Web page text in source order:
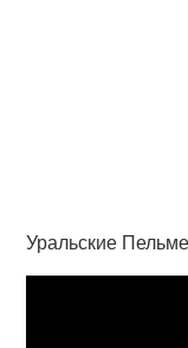
Уральские